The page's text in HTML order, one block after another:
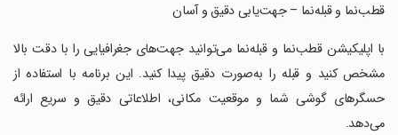
‏‏قطب‌نما و قبله‌نما – جهت‌یابی دقیق و آسان
‏‏با اپلیکیشن قطب‌نما و قبله‌نما می‌توانید جهت‌های جغرافیایی را با دقت بالا
مشخص کنید و قبله را به‌صورت دقیق پیدا کنید. این برنامه با استفاده از
حسگرهای گوشی شما و موقعیت مکانی، اطلاعاتی دقیق و سریع ارائه
می‌دهد.